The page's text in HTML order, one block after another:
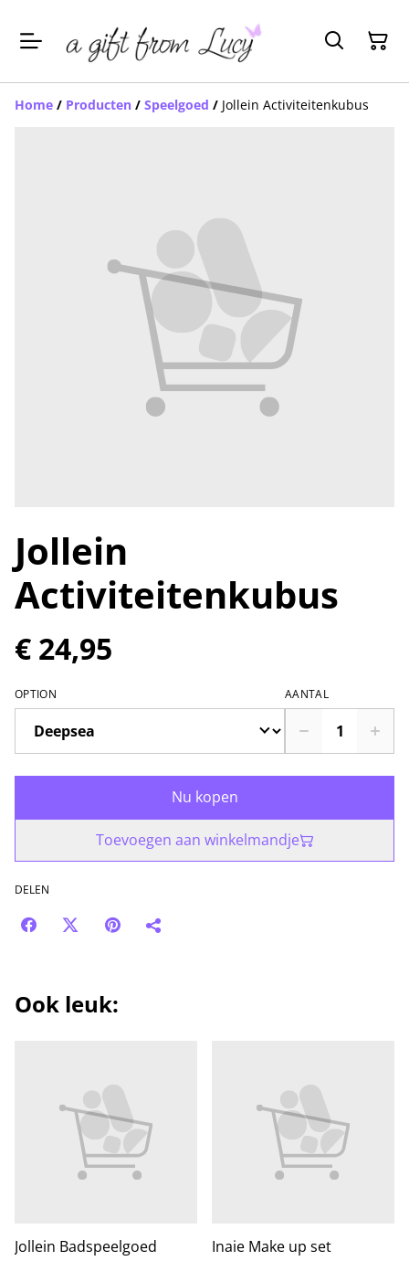
Home / Producten / Speelgoed / Jollein Activiteitenkubus
Jollein
Activiteitenkubus
€ 24,95
OPTION AANTAL
Nu kopen
Toevoegen aan winkelmandje
DELEN
Ook leuk:
Jollein Badspeelgoed Inaie Make up set